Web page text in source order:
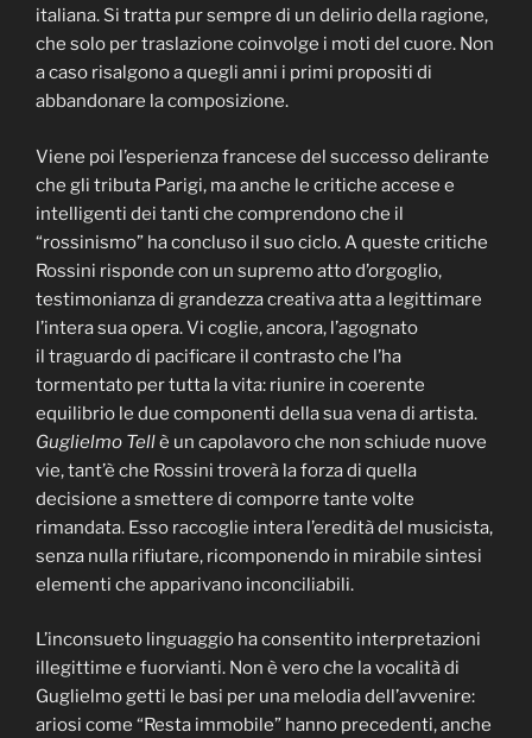
italiana. Si tratta pur sempre di un delirio della ragione,
che solo per traslazione coinvolge i moti del cuore. Non
a caso risalgono a quegli anni i primi propositi di
abbandonare la composizione.
Viene poi l’esperienza francese del successo delirante
che gli tributa Parigi, ma anche le critiche accese e
intelligenti dei tanti che comprendono che il
“rossinismo” ha concluso il suo ciclo. A queste critiche
Rossini risponde con un supremo atto d’orgoglio,
testimonianza di grandezza creativa atta a legittimare
l’intera sua opera. Vi coglie, ancora, l’agognato
il traguardo di pacificare il contrasto che l’ha
tormentato per tutta la vita: riunire in coerente
equilibrio le due componenti della sua vena di artista.
Guglielmo Tellè un capolavoro che non schiude nuove
vie, tant’è che Rossini troverà la forza di quella
decisione a smettere di comporre tante volte
rimandata. Esso raccoglie intera l’eredità del musicista,
senza nulla rifiutare, ricomponendo in mirabile sintesi
elementi che apparivano inconciliabili.
L’inconsueto linguaggio ha consentito interpretazioni
illegittime e fuorvianti. Non è vero che la vocalità di
Guglielmo getti le basi per una melodia dell’avvenire:
ariosi come “Resta immobile” hanno precedenti, anche